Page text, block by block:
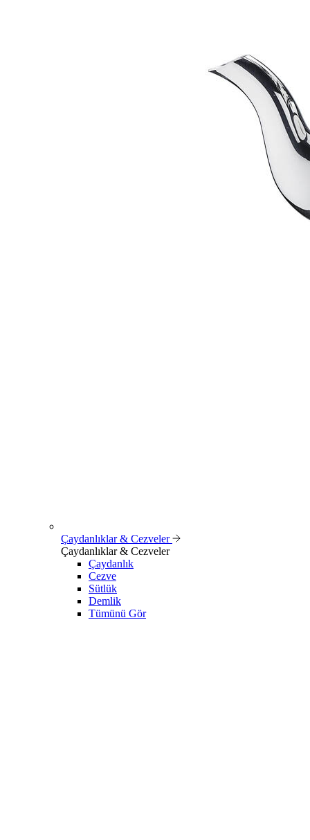
Çaydanlıklar & Cezveler
Çaydanlıklar & Cezveler
Çaydanlık
Cezve
Sütlük
Demlik
Tümünü Gör